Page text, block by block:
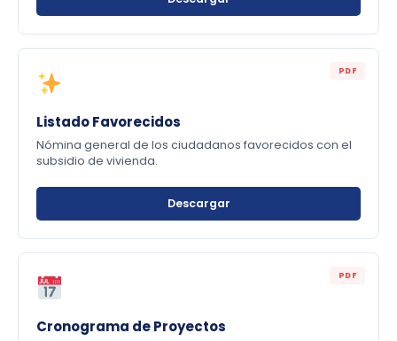
PDF
Listado Favorecidos
Nómina general de los ciudadanos favorecidos con el
subsidio de vivienda.
Descargar
PDF
Cronograma de Proyectos